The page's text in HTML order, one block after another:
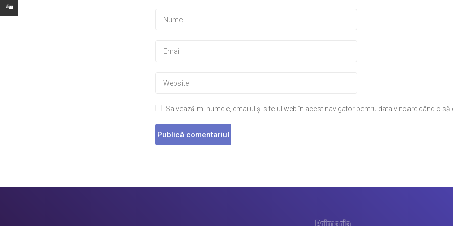
Salvează-mi numele, emailul și site-ul web în acest navigator pentru data viitoare când o să